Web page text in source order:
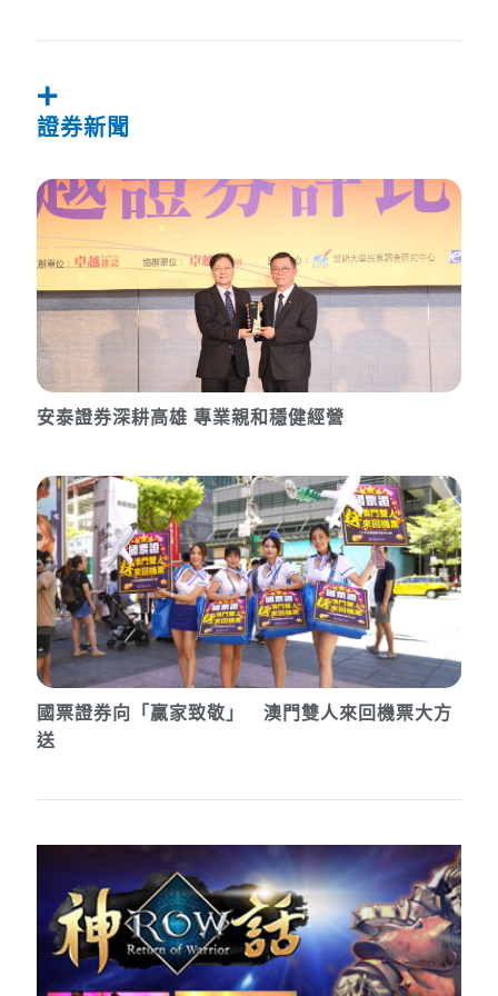
證券新聞
安泰證券深耕高雄 專業親和穩健經營
國票證券向「贏家致敬」 澳門雙人來回機票大方
送